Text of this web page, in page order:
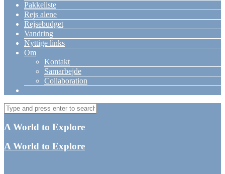
Pakkeliste
Rejs alene
Rejsebudget
Vandring
Nyttige links
Om
Kontakt
Samarbejde
Collaboration
A World to Explore
A World to Explore